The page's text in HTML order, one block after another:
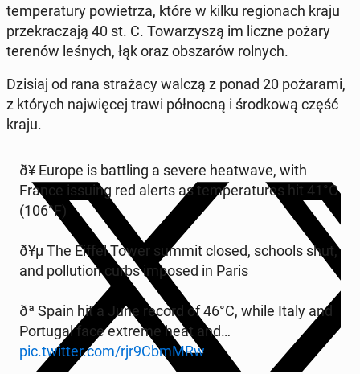
tem­pe­ra­tu­ry po­wie­trza, które w kilku re­gio­nach kraju
prze­kra­cza­ją 40 st. C. To­wa­rzy­szą im liczne pożary
terenów leśnych, łąk oraz ob­sza­rów rolnych.
Dzisiaj od rana stra­ża­cy walczą z ponad 20 po­ża­ra­mi,
z których naj­wię­cej trawi pół­noc­ną i środ­ko­wą część
kraju.
ð¥ Europe is bat­tling a severe he­atwa­ve, with
France issuing red alerts as tem­pe­ra­tu­res hit 41°C
(106°F)
ð¥µ The Eiffel Tower summit closed, schools shut,
and pol­lu­tion curbs imposed in Paris
ðª­ Spain hit a June record of 46°C, while Italy and
Por­tu­gal face extreme heat and…
pic.twitter.com/rjr9CbmMRw